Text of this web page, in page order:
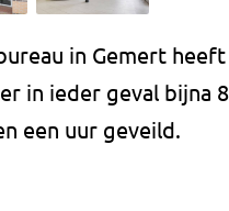
in Gemert
in ieder geval bijna
een uur geveild.